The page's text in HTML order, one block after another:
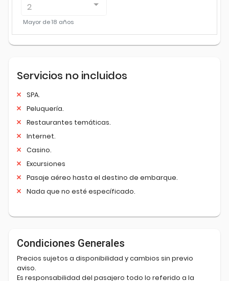
2
Mayor de18 años
Servicios no incluidos
SPA.
Peluquería.
Restaurantes temáticas.
Internet.
Casino.
Excursiones
Pasaje aéreo hasta el destino de embarque.
Nada que no esté específicado.
Condiciones Generales
Precios sujetos a disponibilidad y cambios sin previo
aviso.
Es responsabilidad del pasajero todo lo referido a la